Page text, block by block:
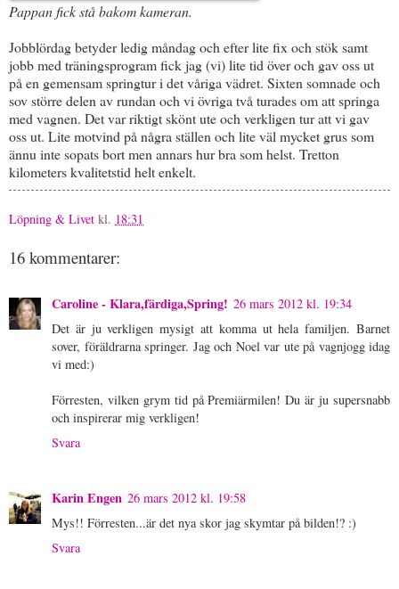
Pappan fick stå bakom kameran.
Jobblördag betyder ledig måndag och efter lite fix och stök samt
jobb med träningsprogram fick jag (vi) lite tid över och gav oss ut
på en gemensam springtur i det våriga vädret. Sixten somnade och
sov större delen av rundan och vi övriga två turades om att springa
med vagnen. Det var riktigt skönt ute och verkligen tur att vi gav
oss ut. Lite motvind på några ställen och lite väl mycket grus som
ännu inte sopats bort men annars hur bra som helst. Tretton
kilometers kvalitetstid helt enkelt.
Löpning & Livet kl. 18:31
16 kommentarer:
Caroline - Klara,färdiga,Spring! 26 mars 2012 kl. 19:34
Det är ju verkligen mysigt att komma ut hela familjen. Barnet
sover, föräldrarna springer. Jag och Noel var ute på vagnjogg idag
vi med:)
Förresten, vilken grym tid på Premiärmilen! Du är ju supersnabb
och inspirerar mig verkligen!
Svara
Karin Engen 26 mars 2012 kl. 19:58
Mys!! Förresten...är det nya skor jag skymtar på bilden!? :)
Svara